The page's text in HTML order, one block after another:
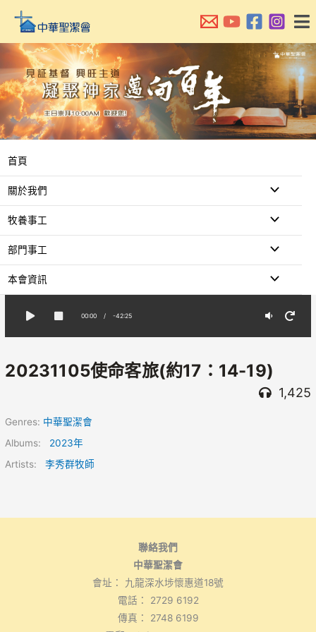
主
內
容
首頁
關於我們
牧養事工
部門事工
本會資訊
00:00 / -42:25
20231105使命客旅(約17：14-19)
1,425
Genres: 中華聖潔會
Albums: 2023年
Artists:李秀群牧師
聯絡我們
中華聖潔會
會址： 九龍深水埗懷惠道18號
電話： 2729 6192
傳真： 2748 6199